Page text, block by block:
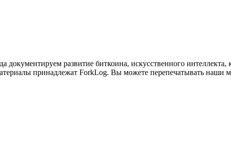
развитие биткоина, искусственного интеллекта,
принадлежат ForkLog. Вы можете перепечатывать наши